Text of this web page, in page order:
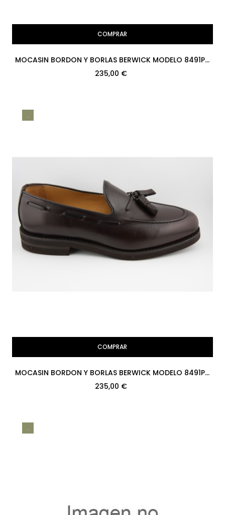
COMPRAR
MOCASIN BORDON Y BORLAS BERWICK MODELO 8491PR
H08 RUSH CALF NEGRO...
235,00 €
.
COMPRAR
MOCASIN BORDON Y BORLAS BERWICK MODELO 8491PR
H08 RUSH CALF MARRON...
235,00 €
.